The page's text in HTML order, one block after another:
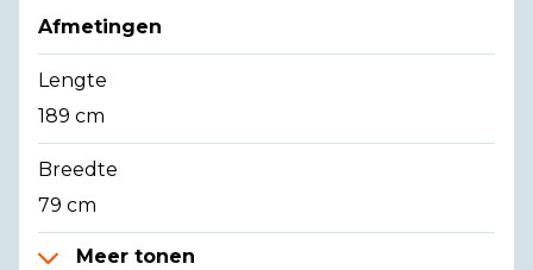
Afmetingen
Lengte
189 cm
Breedte
79 cm
Meer tonen